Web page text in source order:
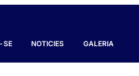
SE NOTICIES GALERIA